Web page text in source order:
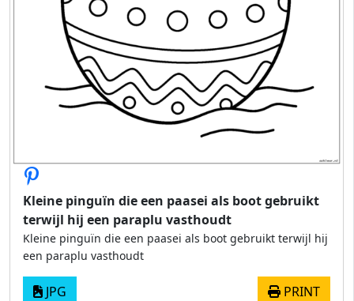
Kleine pinguïn die een paasei als boot gebruikt
terwijl hij een paraplu vasthoudt
Kleine pinguïn die een paasei als boot gebruikt terwijl hij
een paraplu vasthoudt
JPG PRINT